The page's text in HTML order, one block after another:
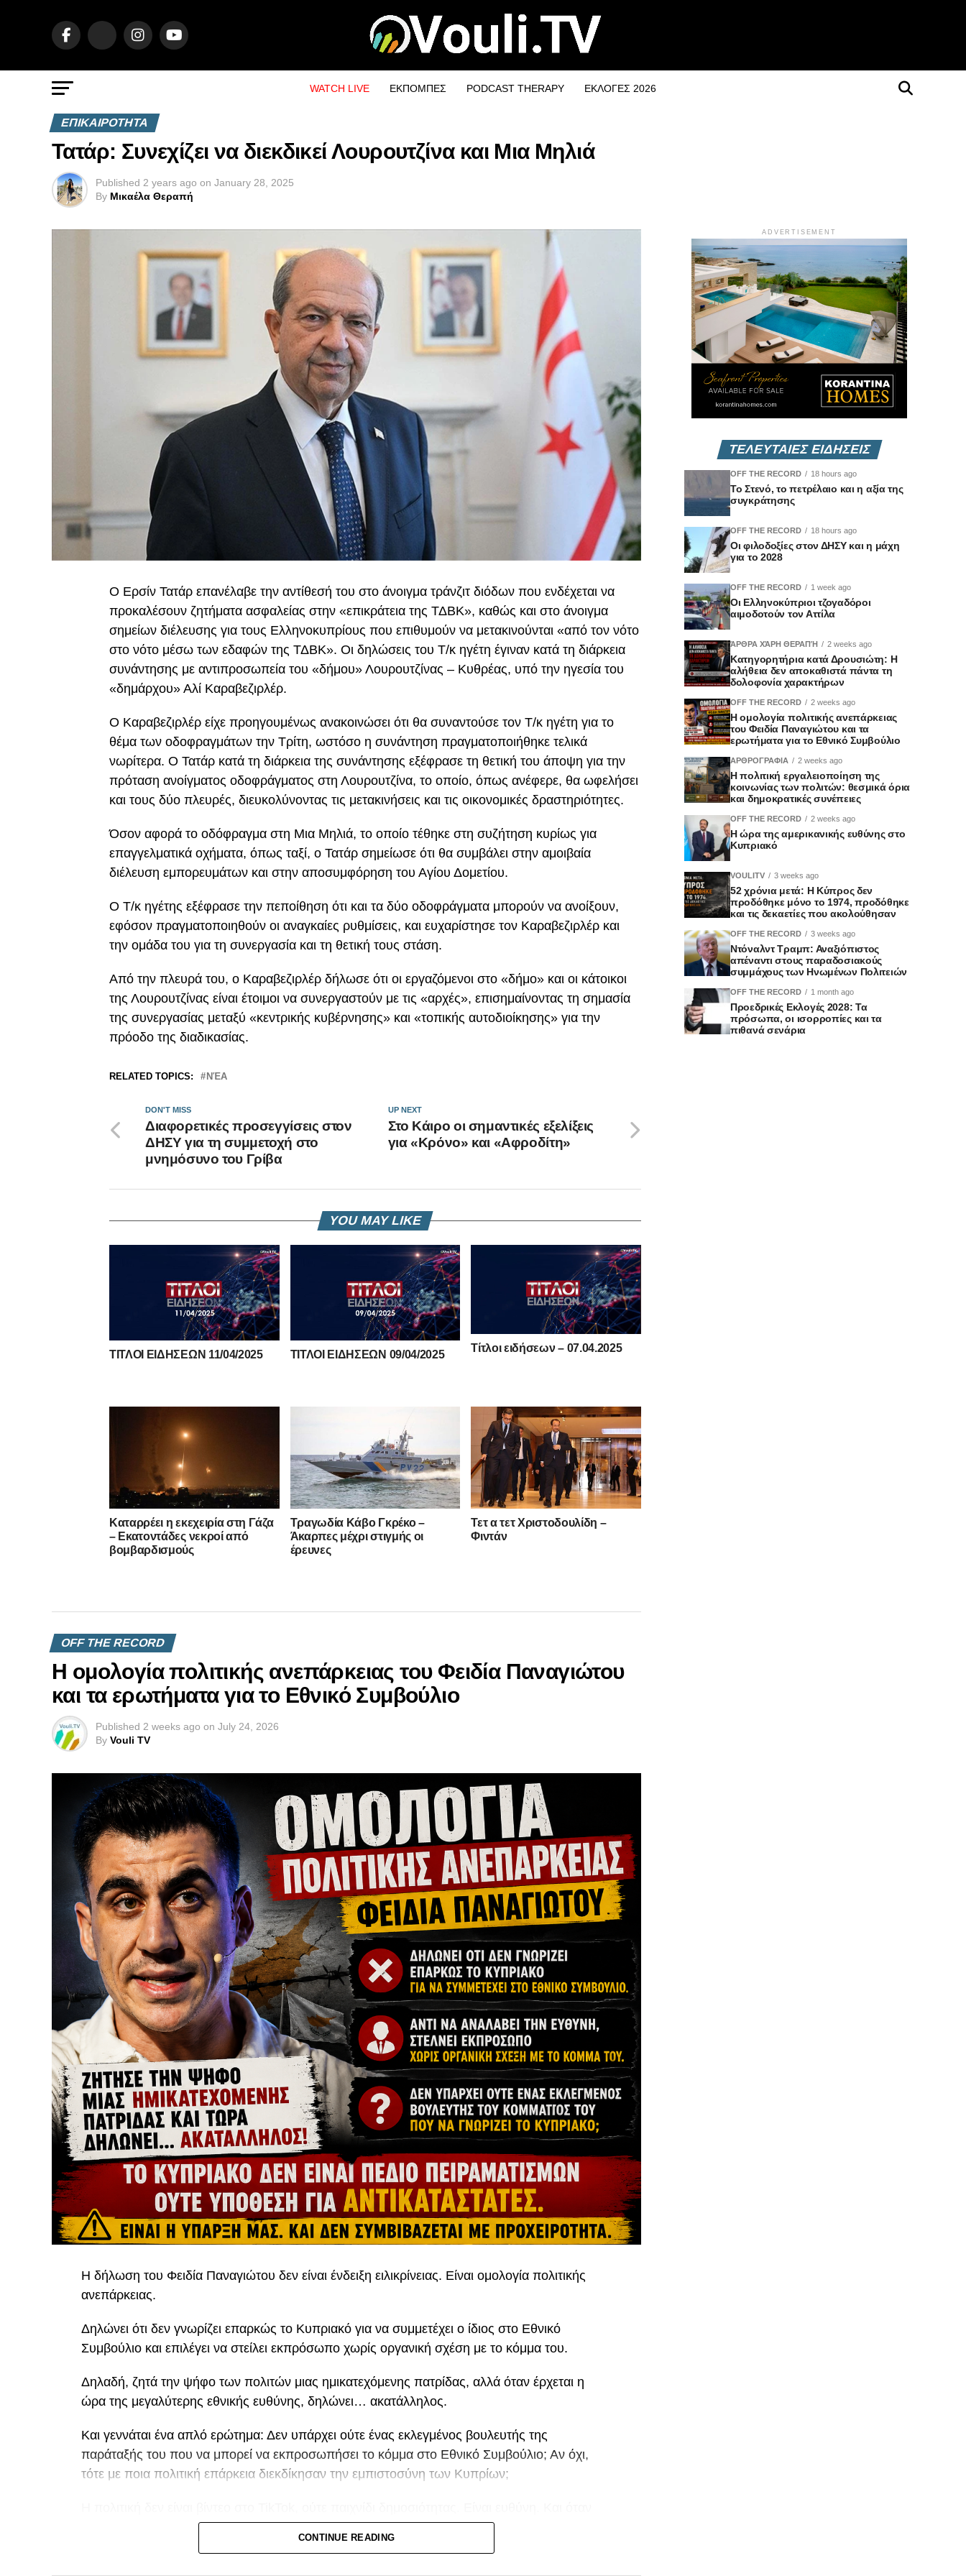
WATCH LIVE ΕΚΠΟΜΠΕΣ PODCAST THERAPY ΕΚΛΟΓΕΣ 2026
ΕΠΙΚΑΙΡΟΤΗΤΑ
Τατάρ: Συνεχίζει να διεκδικεί Λουρουτζίνα και Μια Μηλιά
Published 2 years ago on January 28, 2025
By Μικαέλα Θεραπή
Ο Ερσίν Τατάρ επανέλαβε την αντίθεσή του στο άνοιγμα τράνζιτ διόδων που ενδέχεται να
προκαλέσουν ζητήματα ασφαλείας στην «επικράτεια της ΤΔΒΚ», καθώς και στο άνοιγμα
σημείων διέλευσης για τους Ελληνοκυπρίους που επιθυμούν να μετακινούνται «από τον νότο
στο νότο μέσω των εδαφών της ΤΔΒΚ». Οι δηλώσεις του Τ/κ ηγέτη έγιναν κατά τη διάρκεια
συνάντησης με αντιπροσωπεία του «δήμου» Λουρουτζίνας – Κυθρέας, υπό την ηγεσία του
«δημάρχου» Αλί Καραβεζιρλέρ.
Ο Καραβεζιρλέρ είχε προηγουμένως ανακοινώσει ότι θα συναντούσε τον Τ/κ ηγέτη για το
θέμα των οδοφραγμάτων την Τρίτη, ωστόσο η συνάντηση πραγματοποιήθηκε τελικά
νωρίτερα. Ο Τατάρ κατά τη διάρκεια της συνάντησης εξέφρασε τη θετική του άποψη για την
πρόταση ανοίγματος οδοφράγματος στη Λουρουτζίνα, το οποίο, όπως ανέφερε, θα ωφελήσει
και τους δύο πλευρές, διευκολύνοντας τις μετακινήσεις και τις οικονομικές δραστηριότητες.
Όσον αφορά το οδόφραγμα στη Μια Μηλιά, το οποίο τέθηκε στη συζήτηση κυρίως για
επαγγελματικά οχήματα, όπως ταξί, ο Τατάρ σημείωσε ότι θα συμβάλει στην αμοιβαία
διέλευση εμπορευμάτων και στην αποσυμφόρηση του Αγίου Δομετίου.
Ο Τ/κ ηγέτης εξέφρασε την πεποίθηση ότι και τα δύο οδοφράγματα μπορούν να ανοίξουν,
εφόσον πραγματοποιηθούν οι αναγκαίες ρυθμίσεις, και ευχαρίστησε τον Καραβεζιρλέρ και
την ομάδα του για τη συνεργασία και τη θετική τους στάση.
Από την πλευρά του, ο Καραβεζιρλέρ δήλωσε ότι οι εργαζόμενοι στο «δήμο» και οι κάτοικοι
της Λουρουτζίνας είναι έτοιμοι να συνεργαστούν με τις «αρχές», επισημαίνοντας τη σημασία
της συνεργασίας μεταξύ «κεντρικής κυβέρνησης» και «τοπικής αυτοδιοίκησης» για την
πρόοδο της διαδικασίας.
RELATED TOPICS: ΝΈΑ
UP NEXT
Στο Κάιρο οι σημαντικές εξελίξεις
για «Κρόνο» και «Αφροδίτη»
DON'T MISS
Διαφορετικές προσεγγίσεις στον
ΔΗΣΥ για τη συμμετοχή στο
μνημόσυνο του Γρίβα
YOU MAY LIKE
ΤΙΤΛΟΙ ΕΙΔΗΣΕΩΝ 11/04/2025 ΤΙΤΛΟΙ ΕΙΔΗΣΕΩΝ 09/04/2025
Τίτλοι ειδήσεων – 07.04.2025
Καταρρέει η εκεχειρία στη Γάζα
– Εκατοντάδες νεκροί από
βομβαρδισμούς
Τραγωδία Κάβο Γκρέκο –
Άκαρπες μέχρι στιγμής οι
έρευνες
Τετ α τετ Χριστοδουλίδη –
Φιντάν
OFF THE RECORD
Η ομολογία πολιτικής ανεπάρκειας του Φειδία Παναγιώτου
και τα ερωτήματα για το Εθνικό Συμβούλιο
Published 2 weeks ago on July 24, 2026
By Vouli TV
Η δήλωση του Φειδία Παναγιώτου δεν είναι ένδειξη ειλικρίνειας. Είναι ομολογία πολιτικής
ανεπάρκειας.
Δηλώνει ότι δεν γνωρίζει επαρκώς το Κυπριακό για να συμμετέχει ο ίδιος στο Εθνικό
Συμβούλιο και επιλέγει να στείλει εκπρόσωπο χωρίς οργανική σχέση με το κόμμα του.
Δηλαδή, ζητά την ψήφο των πολιτών μιας ημικατεχόμενης πατρίδας, αλλά όταν έρχεται η
ώρα της μεγαλύτερης εθνικής ευθύνης, δηλώνει… ακατάλληλος.
Και γεννάται ένα απλό ερώτημα: Δεν υπάρχει ούτε ένας εκλεγμένος βουλευτής της
παράταξής του που να μπορεί να εκπροσωπήσει το κόμμα στο Εθνικό Συμβούλιο; Αν όχι,
τότε με ποια πολιτική επάρκεια διεκδίκησαν την εμπιστοσύνη των Κυπρίων;
κάποιος παραδέχεται ότι δεν είναι σε θέση να ανταποκριθεί στην κορυφαία θεσμική
CONTINUE READING
ADVERTISEMENT
ΤΕΛΕΥΤΑΙΕΣ ΕΙΔΗΣΕΙΣ
OFF THE RECORD 18 hours ago
Το Στενό, το πετρέλαιο και η αξία της
συγκράτησης
OFF THE RECORD 18 hours ago
Οι φιλοδοξίες στον ΔΗΣΥ και η μάχη
για το 2028
OFF THE RECORD 1 week ago
Οι Ελληνοκύπριοι τζογαδόροι
αιμοδοτούν τον Αττίλα
ΆΡΘΡΑ ΧΆΡΗ ΘΕΡΑΠΉ 2 weeks ago
Κατηγορητήρια κατά Δρουσιώτη: Η
αλήθεια δεν αποκαθιστά πάντα τη
δολοφονία χαρακτήρων
OFF THE RECORD 2 weeks ago
Η ομολογία πολιτικής ανεπάρκειας
του Φειδία Παναγιώτου και τα
ερωτήματα για το Εθνικό Συμβούλιο
ΑΡΘΡΟΓΡΑΦΙΑ 2 weeks ago
Η πολιτική εργαλειοποίηση της
κοινωνίας των πολιτών: θεσμικά όρια
και δημοκρατικές συνέπειες
OFF THE RECORD 2 weeks ago
Η ώρα της αμερικανικής ευθύνης στο
Κυπριακό
VOULITV 3 weeks ago
52 χρόνια μετά: Η Κύπρος δεν
προδόθηκε μόνο το 1974, προδόθηκε
και τις δεκαετίες που ακολούθησαν
OFF THE RECORD 3 weeks ago
Ντόναλντ Τραμπ: Αναξιόπιστος
απέναντι στους παραδοσιακούς
συμμάχους των Ηνωμένων Πολιτειών
OFF THE RECORD 1 month ago
Προεδρικές Εκλογές 2028: Τα
πρόσωπα, οι ισορροπίες και τα
πιθανά σενάρια